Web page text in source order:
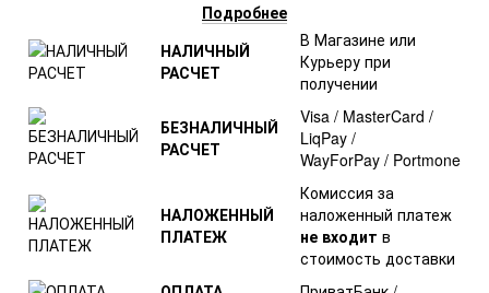
Подробнее
НАЛИЧНЫЙ
РАСЧЕТ
В Магазине или
Курьеру при
получении
БЕЗНАЛИЧНЫЙ
РАСЧЕТ
Visa / MasterCard /
LiqPay /
WayForPay / Portmone
НАЛОЖЕННЫЙ
ПЛАТЕЖ
Комиссия за
наложенный платеж
не входит в
стоимость доставки